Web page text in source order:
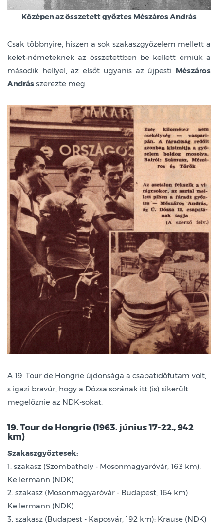
Középen az összetett győztes Mészáros András
Csak többnyire, hiszen a sok szakaszgyőzelem mellett a
kelet-németeknek az összetettben be kellett érniük a
második hellyel, az elsőt ugyanis az újpesti Mészáros
András szerezte meg.
A 19. Tour de Hongrie újdonsága a csapatidőfutam volt,
s igazi bravúr, hogy a Dózsa sorának itt (is) sikerült
megelőznie az NDK-sokat.
19. Tour de Hongrie (1963. június 17-22., 942
km)
Szakaszgyőztesek:
1. szakasz (Szombathely - Mosonmagyaróvár, 163 km):
Kellermann (NDK)
2. szakasz (Mosonmagyaróvár - Budapest, 164 km):
Kellermann (NDK)
3. szakasz (Budapest - Kaposvár, 192 km): Krause (NDK)